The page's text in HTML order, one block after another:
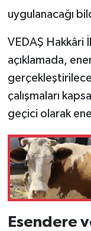
uygulanacağı
VEDAŞ Hakkâri
açıklamada,
çalışmaları
geçici olarak
Esendere
SİYASET
SPOR
TARİH
TEKNOLOJİ
YAŞAM